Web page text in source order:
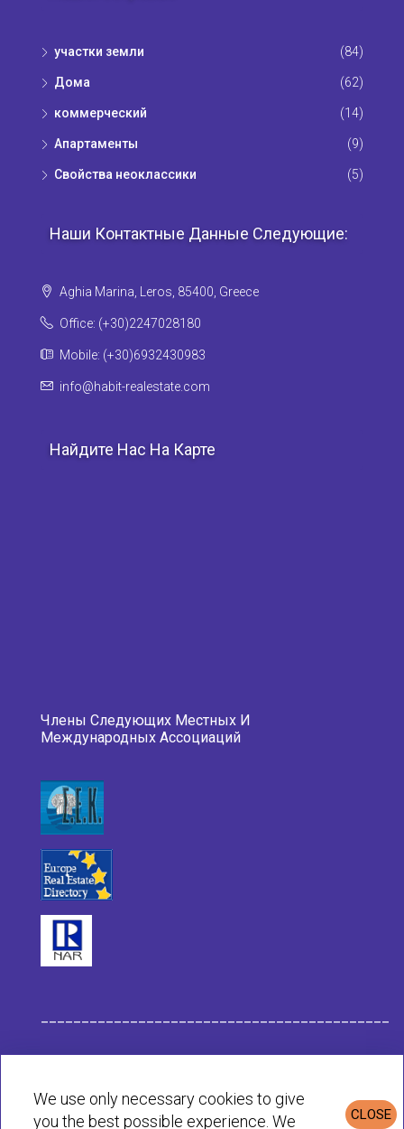
участки земли (84)
Дома (62)
коммерческий (14)
Апартаменты (9)
Свойства неоклассики (5)
Наши Контактные Данные Следующие:
Aghia Marina, Leros, 85400, Greece
Office: (+30)2247028180
Mobile: (+30)6932430983
info@habit-realestate.com
Найдите Нас На Карте
Члены Следующих Местных И
Международных Ассоциаций
CLOSE
We use only necessary cookies to give
you the best possible experience. We